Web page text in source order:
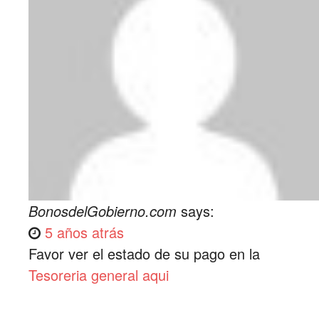
BonosdelGobierno.com says:
5 años atrás
Favor ver el estado de su pago en la
Tesoreria general aqui